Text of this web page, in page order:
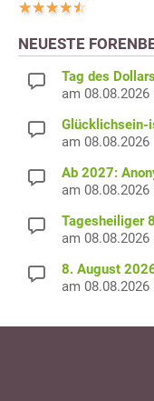
NEUESTE
Tag des
am 08.08.2026
Glücklichsein-
am 08.08.2026
Ab 2027:
am 08.08.2026
Tagesheiliger
am 08.08.2026
8. August
am 08.08.2026